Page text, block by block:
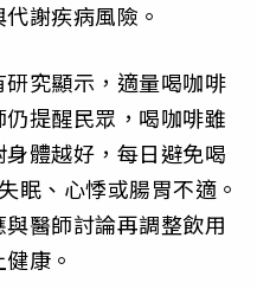
謝疾病風險。
究顯示，適量喝咖啡
提醒民眾，喝咖啡雖
體越好，每日避免喝
眠、心悸或腸胃不適。
醫師討論再調整飲用
康。